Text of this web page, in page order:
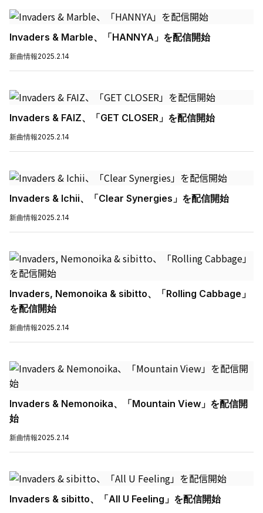
Invaders & Marble、「HANNYA」を配信開始
新曲情報2025.2.14
Invaders & FAIZ、「GET CLOSER」を配信開始
新曲情報2025.2.14
Invaders & Ichii、「Clear Synergies」を配信開始
新曲情報2025.2.14
Invaders, Nemonoika & sibitto、「Rolling Cabbage」
を配信開始
新曲情報2025.2.14
Invaders & Nemonoika、「Mountain View」を配信開
始
新曲情報2025.2.14
Invaders & sibitto、「All U Feeling」を配信開始